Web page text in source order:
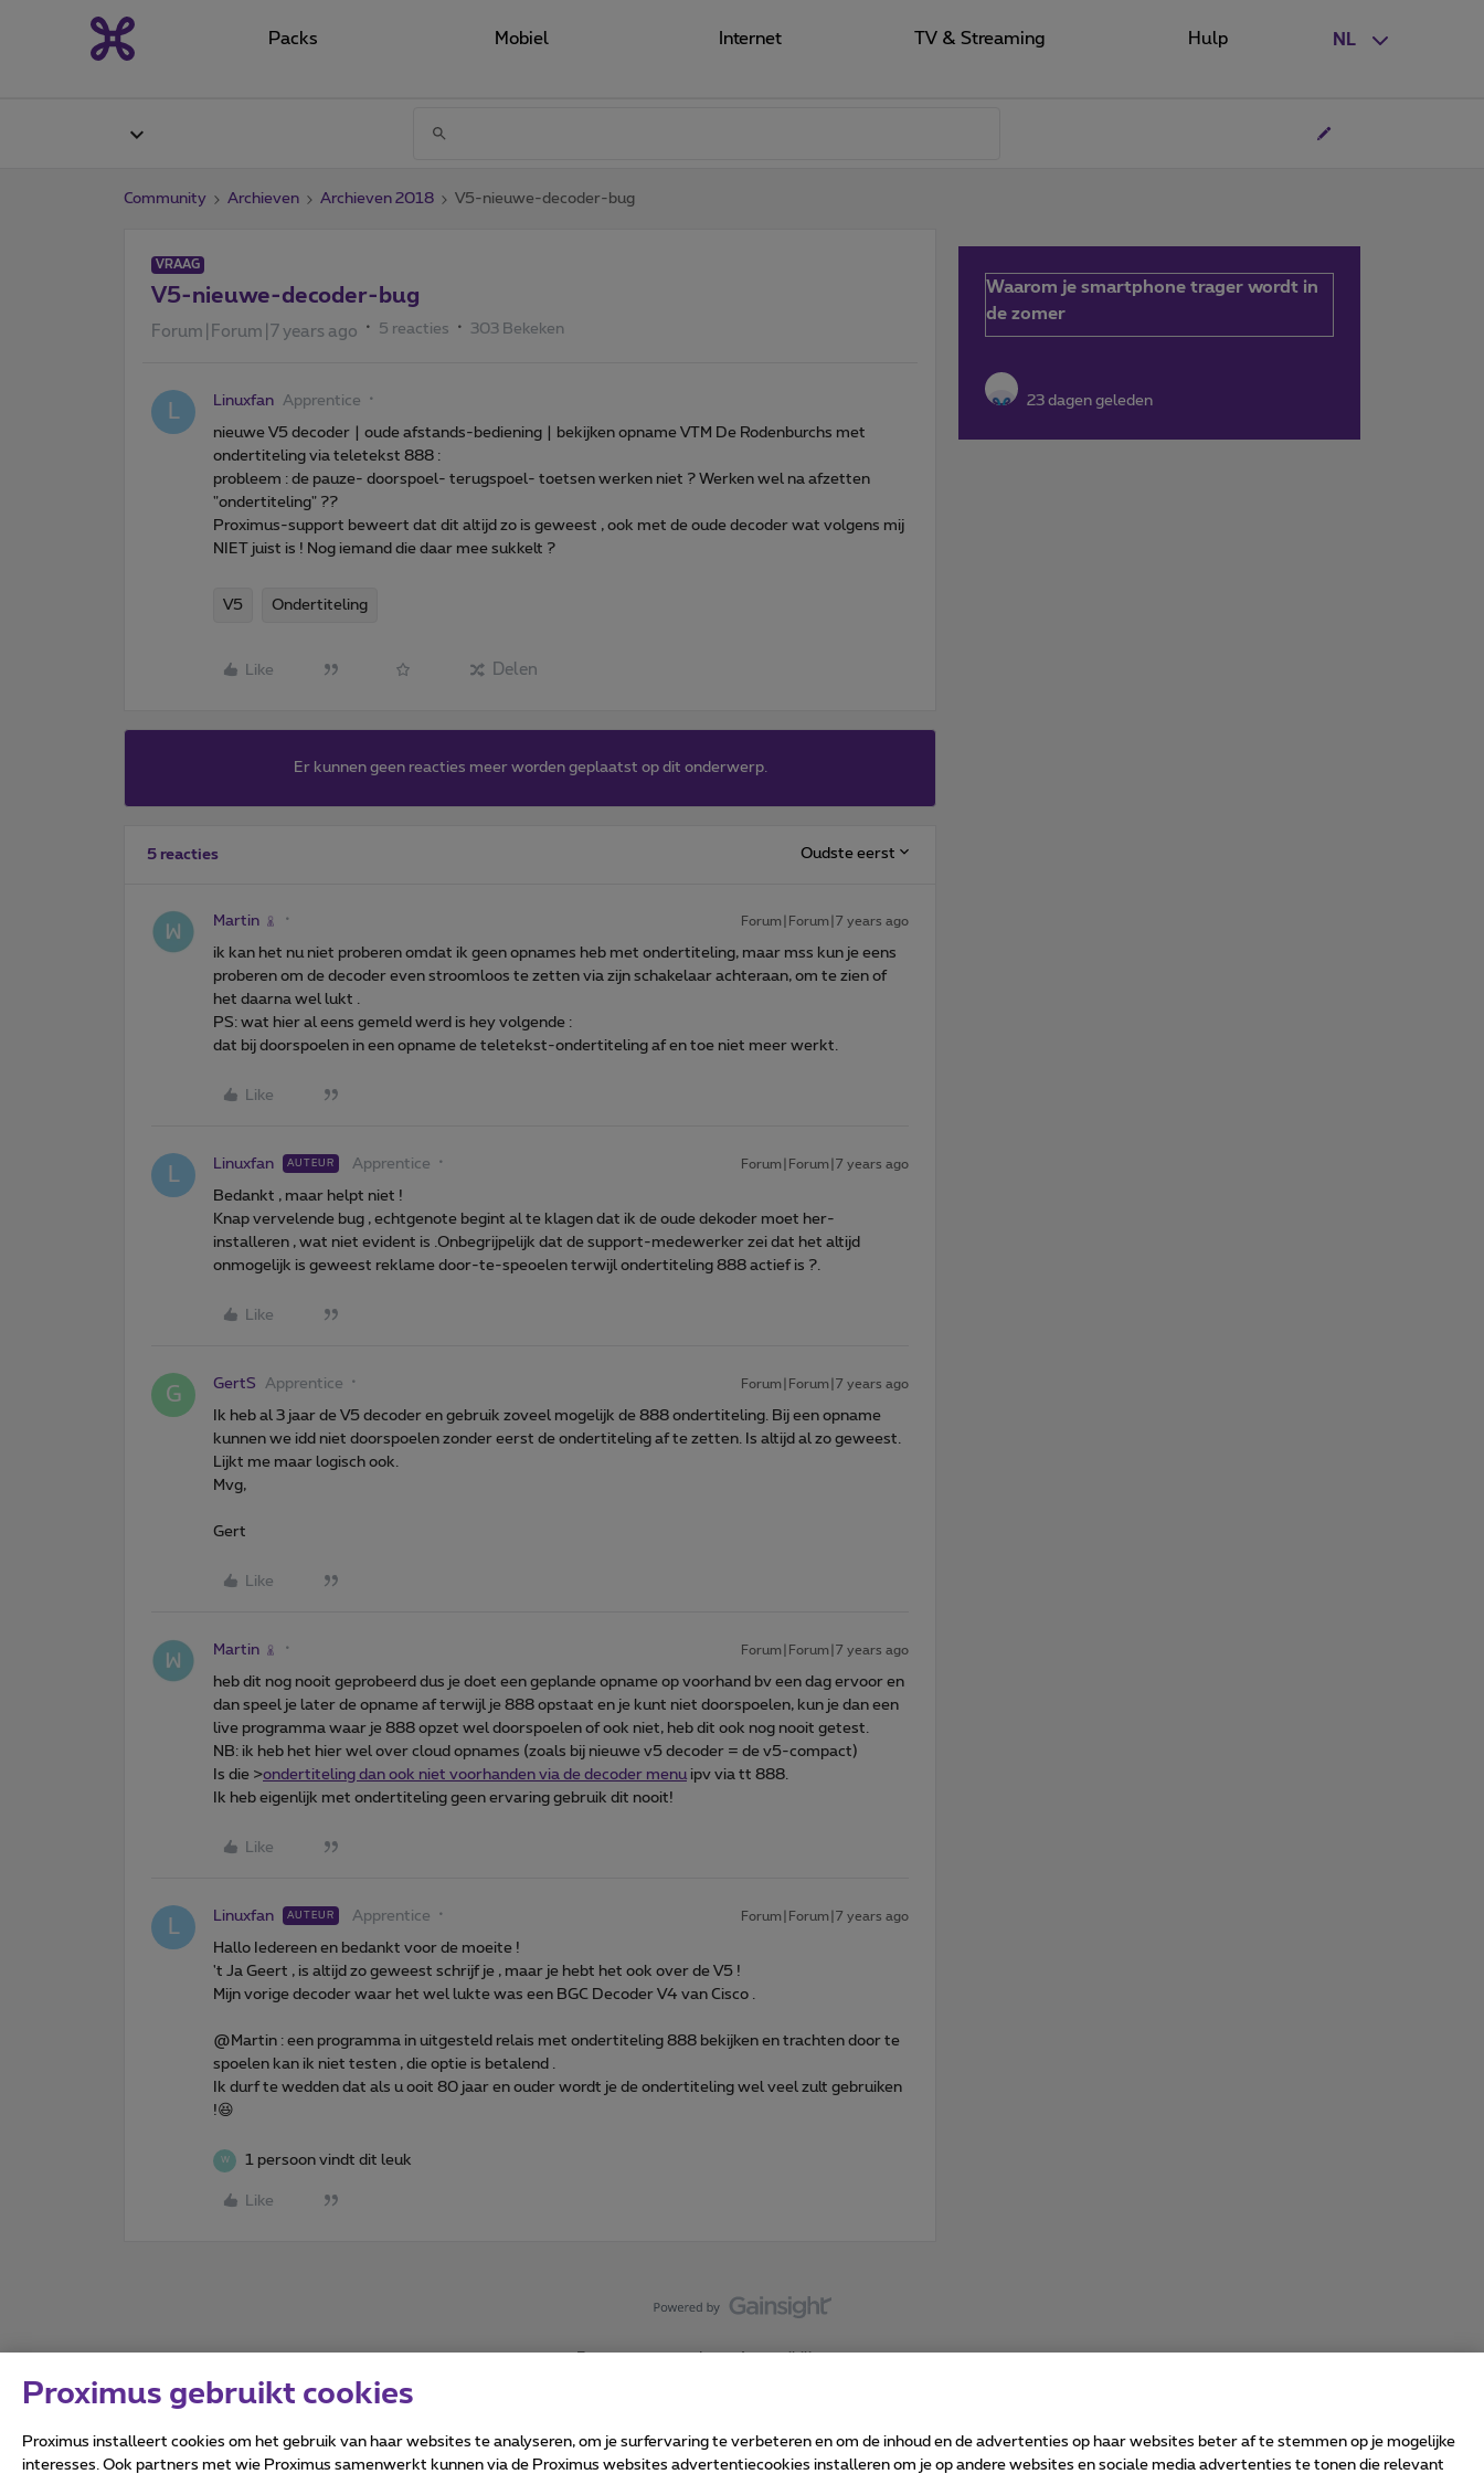
NL
Packs Mobiel Internet TV & Streaming Hulp
Community Archieven Archieven 2018 V5-nieuwe-decoder-bug
VRAAG
V5-nieuwe-decoder-bug
Forum|Forum|7 years ago 5 reacties 303 Bekeken
L Linuxfan Apprentice
nieuwe V5 decoder | oude afstands-bediening | bekijken opname VTM De Rodenburchs met
ondertiteling via teletekst 888 :
probleem : de pauze- doorspoel- terugspoel- toetsen werken niet ? Werken wel na afzetten
"ondertiteling" ??
Proximus-support beweert dat dit altijd zo is geweest , ook met de oude decoder wat volgens mij
NIET juist is ! Nog iemand die daar mee sukkelt ?
V5 Ondertiteling
Like Delen
Er kunnen geen reacties meer worden geplaatst op dit onderwerp.
5 reacties Oudste eerst
Martin Forum|Forum|7 years ago
ik kan het nu niet proberen omdat ik geen opnames heb met ondertiteling, maar mss kun je eens
proberen om de decoder even stroomloos te zetten via zijn schakelaar achteraan, om te zien of
het daarna wel lukt .
PS: wat hier al eens gemeld werd is hey volgende :
dat bij doorspoelen in een opname de teletekst-ondertiteling af en toe niet meer werkt.
Like
L Linuxfan AUTEUR Apprentice Forum|Forum|7 years ago
Bedankt , maar helpt niet !
Knap vervelende bug , echtgenote begint al te klagen dat ik de oude dekoder moet her-
installeren , wat niet evident is .Onbegrijpelijk dat de support-medewerker zei dat het altijd
onmogelijk is geweest reklame door-te-speoelen terwijl ondertiteling 888 actief is ?.
Like
G GertS Apprentice Forum|Forum|7 years ago
Ik heb al 3 jaar de V5 decoder en gebruik zoveel mogelijk de 888 ondertiteling. Bij een opname
kunnen we idd niet doorspoelen zonder eerst de ondertiteling af te zetten. Is altijd al zo geweest.
Lijkt me maar logisch ook.
Mvg,
Gert
Like
Martin Forum|Forum|7 years ago
heb dit nog nooit geprobeerd dus je doet een geplande opname op voorhand bv een dag ervoor en
dan speel je later de opname af terwijl je 888 opstaat en je kunt niet doorspoelen, kun je dan een
live programma waar je 888 opzet wel doorspoelen of ook niet, heb dit ook nog nooit getest.
NB: ik heb het hier wel over cloud opnames (zoals bij nieuwe v5 decoder = de v5-compact)
Is die >ondertiteling dan ook niet voorhanden via de decoder menu ipv via tt 888.
Ik heb eigenlijk met ondertiteling geen ervaring gebruik dit nooit!
Like
L Linuxfan AUTEUR Apprentice Forum|Forum|7 years ago
Hallo Iedereen en bedankt voor de moeite !
't Ja Geert , is altijd zo geweest schrijf je , maar je hebt het ook over de V5 !
Mijn vorige decoder waar het wel lukte was een BGC Decoder V4 van Cisco .
@Martin : een programma in uitgesteld relais met ondertiteling 888 bekijken en trachten door te
spoelen kan ik niet testen , die optie is betalend .
Ik durf te wedden dat als u ooit 80 jaar en ouder wordt je de ondertiteling wel veel zult gebruiken
!😆
W 1 persoon vindt dit leuk
Like
Waarom je smartphone trager wordt in
de zomer
23 dagen geleden
Forumvoorwaarden Accessibility statement
Proximus gebruikt cookies
Proximus installeert cookies om het gebruik van haar websites te analyseren, om je surfervaring te verbeteren en om de inhoud en de advertenties op haar websites beter af te stemmen op je mogelijke
interesses. Ook partners met wie Proximus samenwerkt kunnen via de Proximus websites advertentiecookies installeren om je op andere websites en sociale media advertenties te tonen die relevant